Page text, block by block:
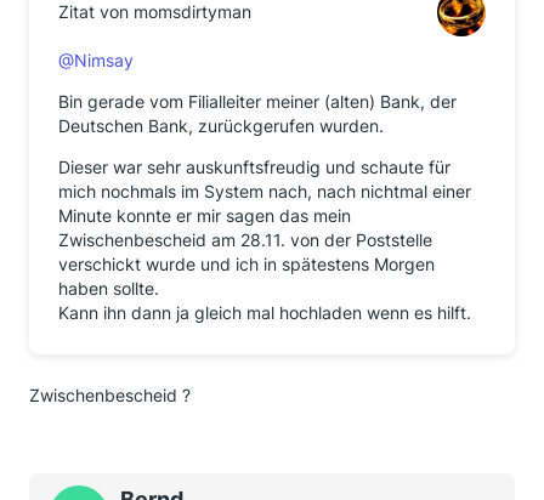
Zitat von momsdirtyman
@Nimsay
Bin gerade vom Filialleiter meiner (alten) Bank, der
Deutschen Bank, zurückgerufen wurden.
Dieser war sehr auskunftsfreudig und schaute für
mich nochmals im System nach, nach nichtmal einer
Minute konnte er mir sagen das mein
Zwischenbescheid am 28.11. von der Poststelle
verschickt wurde und ich in spätestens Morgen
haben sollte.
Kann ihn dann ja gleich mal hochladen wenn es hilft.
Zwischenbescheid ?